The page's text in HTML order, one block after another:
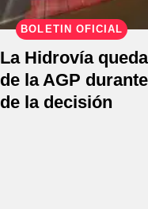
BOLETÍN OFICIAL
La Hidrovía
de la AGP
de la decisión